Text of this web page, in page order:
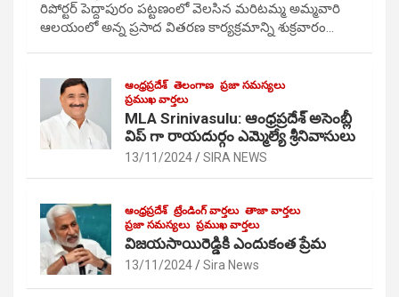
రిపోర్టర్ పెద్దాపురం పట్టణంలో వెలసిన మరిటమ్మ అమ్మవారి
ఆలయంలో అన్న ప్రసాద వితరణ కార్యక్రమాన్ని శుక్రవారం…
ఆంధ్రప్రదేశ్ తెలంగాణ ప్రజా సమస్యలు
ప్రముఖ వార్తలు
MLA Srinivasulu: ఆంధ్రప్రదేశ్ అసెంబ్లీ
విప్ గా రాయదుర్గం ఎమ్మెల్యే శ్రీనివాసులు
13/11/2024 SIRA NEWS
ఆంధ్రప్రదేశ్ ట్రేండింగ్ వార్తలు తాజా వార్తలు
ప్రజా సమస్యలు ప్రముఖ వార్తలు
విజయసాయిరెడ్డికి ఎందుకంత ప్రేమ
13/11/2024 Sira News